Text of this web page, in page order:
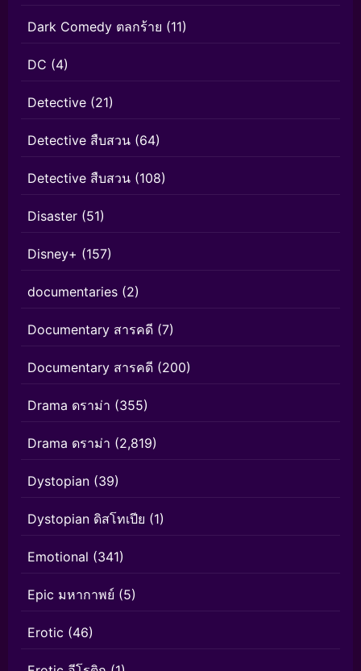
Dark Comedy ตลกร้าย (11)
DC (4)
Detective (21)
Detective สืบสวน (64)
Detective สืบสวน (108)
Disaster (51)
Disney+ (157)
documentaries (2)
Documentary สารคดี (7)
Documentary สารคดี (200)
Drama ดราม่า (355)
Drama ดราม่า (2,819)
Dystopian (39)
Dystopian ดิสโทเปีย (1)
Emotional (341)
Epic มหากาพย์ (5)
Erotic (46)